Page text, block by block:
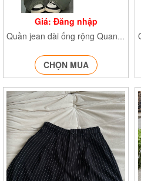
Giá: Đăng nhập
Quần jean dài ống rộng Quanjean874
CHỌN MUA